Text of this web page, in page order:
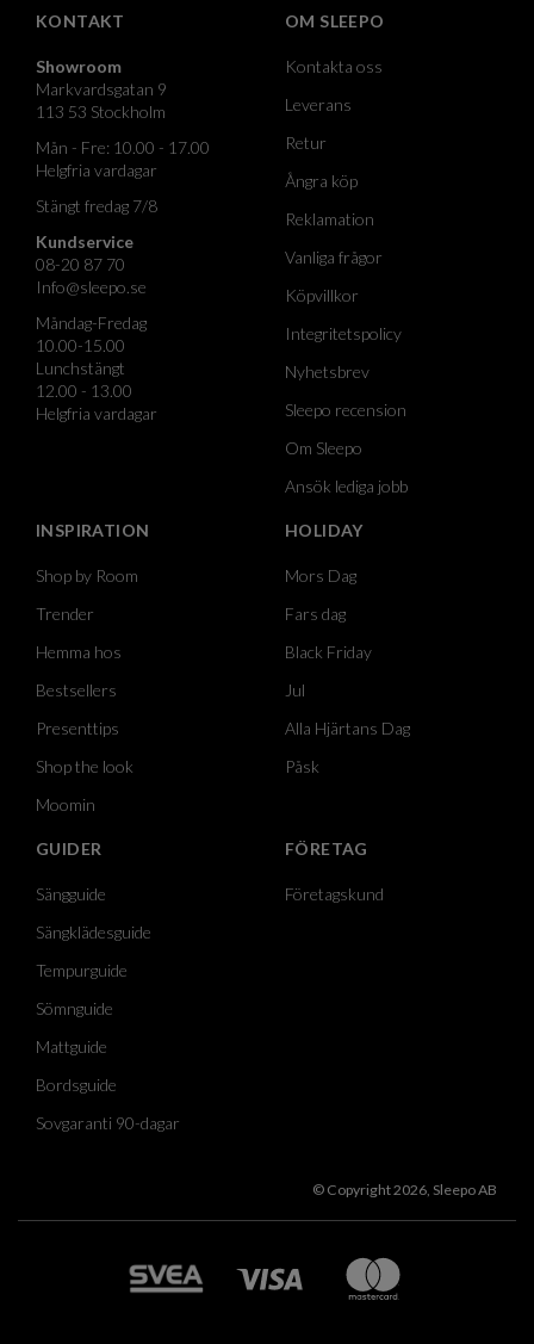
KONTAKT
Showroom
Markvardsgatan 9
113 53 Stockholm
Mån - Fre: 10.00 - 17.00
Helgfria vardagar
Stängt fredag 7/8
Kundservice
08-20 87 70
Info@sleepo.se
Måndag-Fredag
10.00-15.00
Lunchstängt
12.00 - 13.00
Helgfria vardagar
OM SLEEPO
Kontakta oss
Leverans
Retur
Ångra köp
Reklamation
Vanliga frågor
Köpvillkor
Integritetspolicy
Nyhetsbrev
Sleepo recension
Om Sleepo
Ansök lediga jobb
INSPIRATION
Shop by Room
Trender
Hemma hos
Bestsellers
Presenttips
Shop the look
Moomin
HOLIDAY
Mors Dag
Fars dag
Black Friday
Jul
Alla Hjärtans Dag
Påsk
GUIDER
Sängguide
Sängklädesguide
Tempurguide
Sömnguide
Mattguide
Bordsguide
Sovgaranti 90-dagar
FÖRETAG
Företagskund
© Copyright 2026, Sleepo AB